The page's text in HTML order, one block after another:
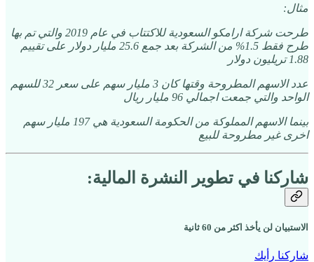
مثال:
طرحت شركة ارامكو السعودية للاكتتاب في عام 2019 والتي تم بها
طرح فقط 1.5% من الشركة بعد جمع 25.6 مليار دولار على تقييم
1.88 تريليون دولار
عدد الاسهم المطروحة وقتها كان 3 مليار سهم على سعر 32 للسهم
الواحد والتي جمعت اجمالي 96 مليار ريال
بينما الاسهم المملوكة من الحكومة السعودية هي 197 مليار سهم
اخرى غير مطروحة للبيع
شاركنا في تطوير النشرة المالية:
الاستبيان لن يأخذ اكثر من 60 ثانية
شاركنا رأيك